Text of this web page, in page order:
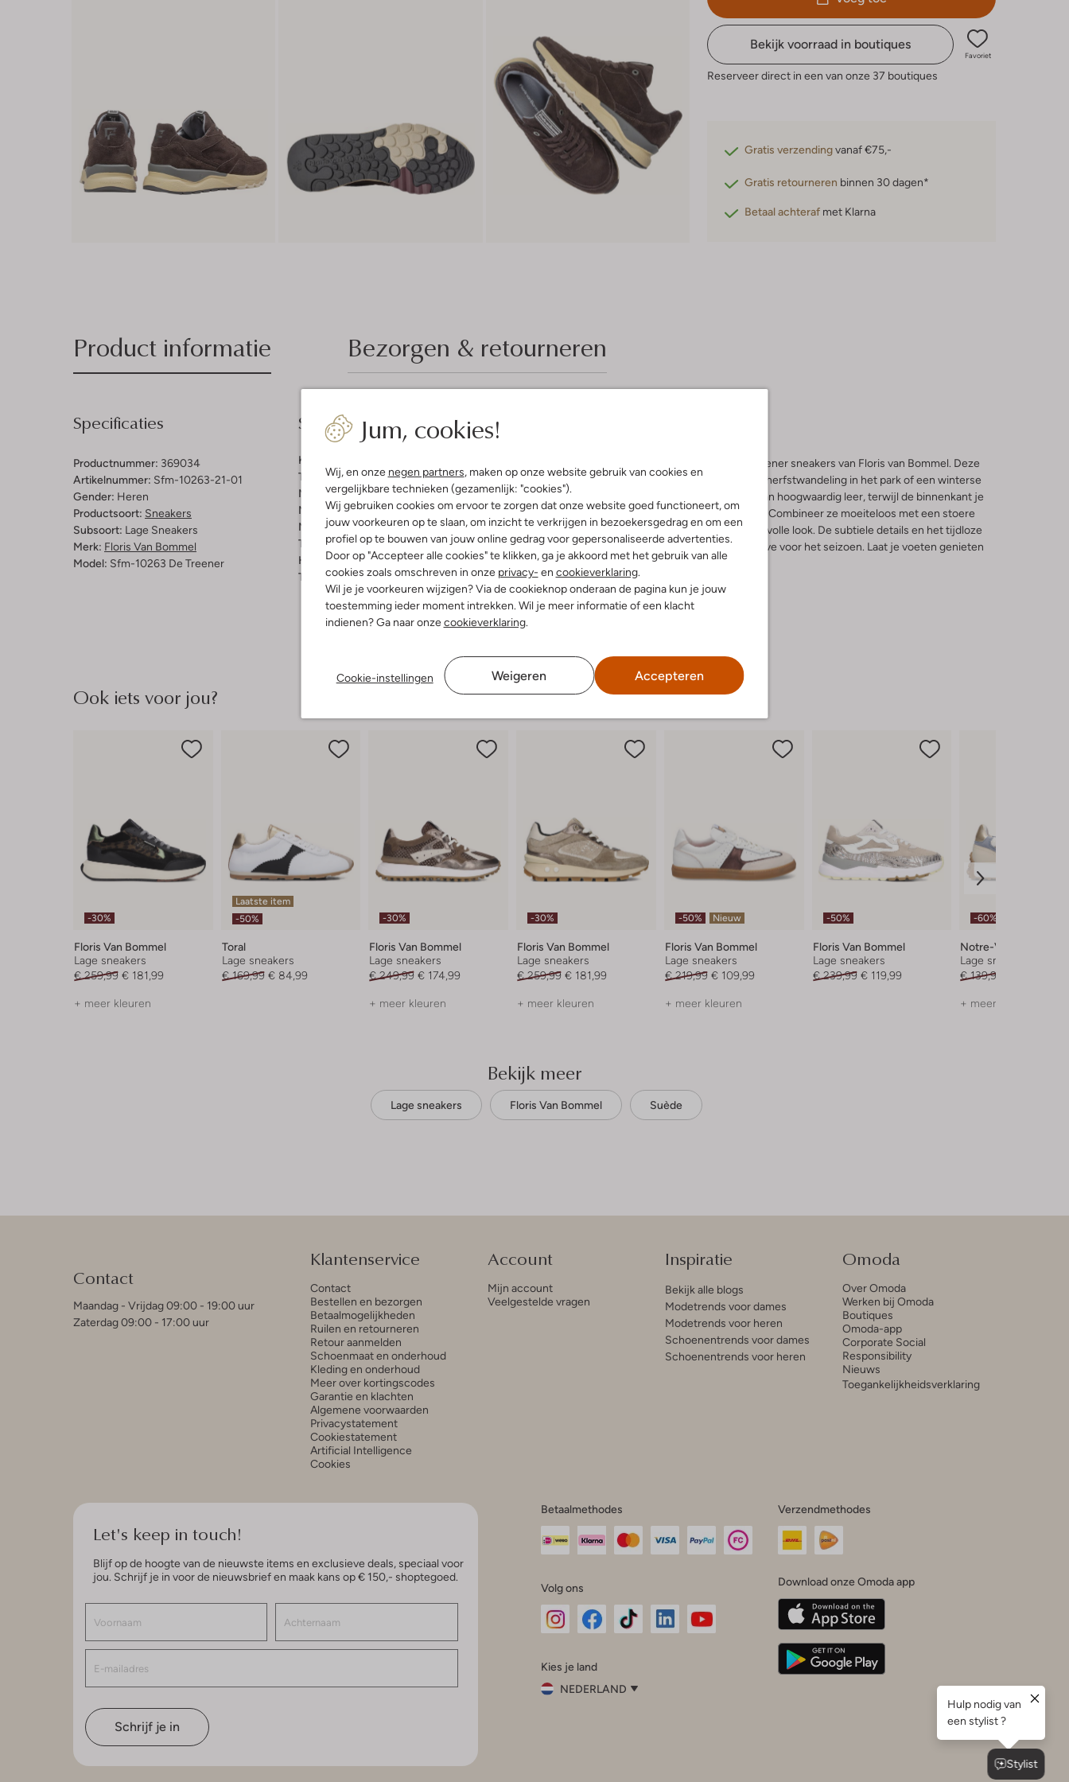
Jum, cookies!
Wij, en onze negen partners, maken op onze website gebruik van cookies en
vergelijkbare technieken (gezamenlijk: "cookies").
Wij gebruiken cookies om ervoor te zorgen dat onze website goed functioneert, om
jouw voorkeuren op te slaan, om inzicht te verkrijgen in bezoekersgedrag en om een
profiel op te bouwen van jouw online gedrag voor gepersonaliseerde advertenties.
Door op "Accepteer alle cookies" te klikken, ga je akkoord met het gebruik van alle
cookies zoals omschreven in onze privacy- en cookieverklaring.
Wil je je voorkeuren wijzigen? Via de cookieknop onderaan de pagina kun je jouw
toestemming ieder moment intrekken. Wil je meer informatie of een klacht
indienen? Ga naar onzecookieverklaring.
Cookie-instellingen Weigeren Accepteren
Bekijk voorraad in boutiques
Favoriet
Reserveer direct in een van onze 37 boutiques
Gratis verzendingvanaf €75,-
Gratis retourneren binnen 30 dagen*
Betaal achteraf met Klarna
Product informatie Bezorgen & retourneren
Specificaties
Productnummer: 369034
Artikelnummer: Sfm-10263-21-01
Gender: Heren
Productsoort: Sneakers
Subsoort: Lage Sneakers
Merk: Floris Van Bommel
Model: Sfm-10263 De Treener
Samenstelling & Pasvorm
Kleur:
Trends: Retro Revival
Materiaal buitenkant:Suède
Materiaal binnenkant:Leer
Materiaal zool:Rubber
Type sluiting:Veter
Hakvorm: Plateauzool
Type neus:Ronde Neus
Trek de aandacht met de SFM-10263 De Treener sneakers van Floris van Bommel. Deze
bruine heren sneakers zijn perfect voor een herfstwandeling in het park of een winterse
stadswandeling. De buitenkant is gemaakt van hoogwaardig leer, terwijl de binnenkant je
voeten warm houdt met een zachte voering. Combineer ze moeiteloos met een stoere
jeans en een warme wollen trui voor een stijlvolle look. De subtiele details en het tijdloze
ontwerp maken deze sneakers een must-have voor het seizoen. Laat je voeten genieten
van comfort en stijl, ongeacht het weer.
Ook iets voor jou?
-30%
Floris Van Bommel
Lage sneakers
€ 259,99 € 181,99
+ meer kleuren
Laatste item
-50%
Toral
Lage sneakers
€ 169,99 € 84,99
-30%
Floris Van Bommel
Lage sneakers
€ 249,99 € 174,99
+ meer kleuren
-30%
Floris Van Bommel
Lage sneakers
€ 259,99 € 181,99
+ meer kleuren
-50% Nieuw
Floris Van Bommel
Lage sneakers
€ 219,99 € 109,99
+ meer kleuren
-50%
Floris Van Bommel
Lage sneakers
€ 239,99 € 119,99
-60%
Notre-V
Lage sneakers
€ 139,99
+ meer kleuren
Bekijk meer
Lage sneakers Floris Van Bommel Suède
Contact
Maandag - Vrijdag 09:00 - 19:00 uur
Zaterdag 09:00 - 17:00 uur
Klantenservice
Contact
Bestellen en bezorgen
Betaalmogelijkheden
Ruilen en retourneren
Retour aanmelden
Schoenmaat en onderhoud
Kleding en onderhoud
Meer over kortingscodes
Garantie en klachten
Algemene voorwaarden
Privacystatement
Cookiestatement
Artificial Intelligence
Cookies
Account
Mijn account
Veelgestelde vragen
Inspiratie
Bekijk alle blogs
Modetrends voor dames
Modetrends voor heren
Schoenentrends voor dames
Schoenentrends voor heren
Omoda
Over Omoda
Werken bij Omoda
Boutiques
Omoda-app
Corporate Social
Responsibility
Nieuws
Toegankelijkheidsverklaring
Let's keep in touch!
Blijf op de hoogte van de nieuwste items en exclusieve deals, speciaal voor
jou. Schrijf je in voor de nieuwsbrief en maak kans op € 150,- shoptegoed.
Schrijf je in
Betaalmethodes
Volg ons
InstagramFacebook
Kies je land
NEDERLAND
Verzendmethodes
Download onze Omoda app